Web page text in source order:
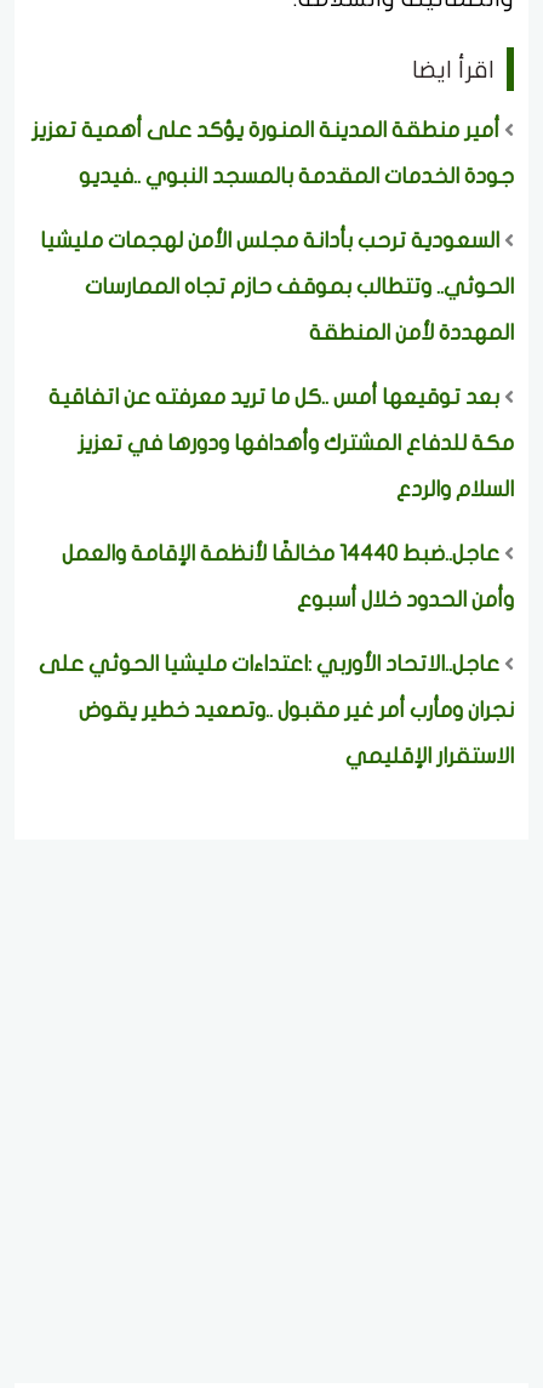
اقرأ ايضا
أمير منطقة المدينة المنورة يؤكد على أهمية تعزيز
جودة الخدمات المقدمة بالمسجد النبوي ..فيديو
السعودية ترحب بأدانة مجلس الأمن لهجمات مليشيا
الحوثي.. وتتطالب بموقف حازم تجاه الممارسات
المهددة لأمن المنطقة
بعد توقيعها أمس ..كل ما تريد معرفته عن اتفاقية
مكة للدفاع المشترك وأهدافها ودورها في تعزيز
السلام والردع
عاجل..ضبط 14440 مخالفًا لأنظمة الإقامة والعمل
وأمن الحدود خلال أسبوع
عاجل..الاتحاد الأوربي :اعتداءات مليشيا الحوثي على
نجران ومأرب أمر غير مقبول ..وتصعيد خطير يقوض
الاستقرار الإقليمي